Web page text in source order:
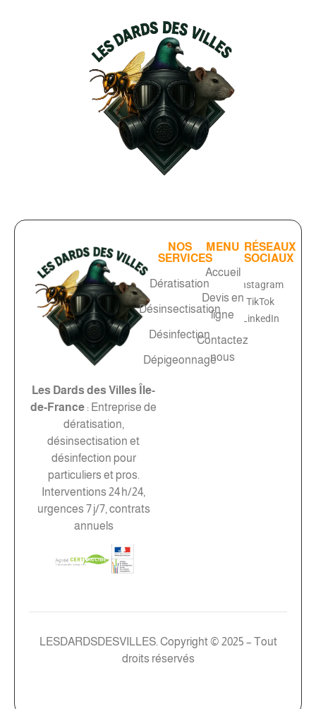
Les Dards des Villes Île-
de‑France : Entreprise de
dératisation,
désinsectisation et
désinfection pour
particuliers et pros.
Interventions 24 h/24,
urgences 7 j/7, contrats
annuels
NOS
SERVICES
Dératisation
Désinsectisation
Désinfection
Dépigeonnage
MENU
Accueil
Devis en
ligne
Contactez
nous
RÉSEAUX
SOCIAUX
Instagram
TikTok
LinkedIn
LESDARDSDESVILLES. Copyright © 2025 – Tout
droits réservés